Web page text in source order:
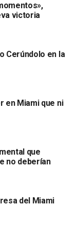
victoria
Cerúndolo en la
en Miami que ni
que
no deberían
del Miami